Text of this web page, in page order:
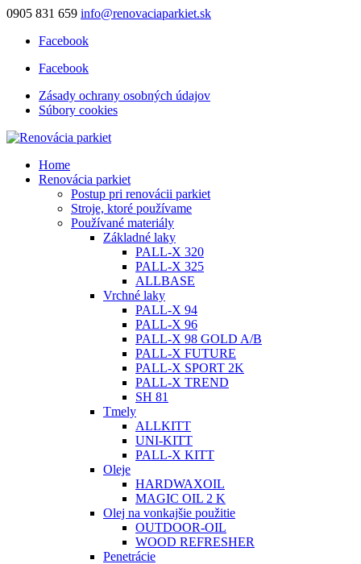
0905 831 659 info@renovaciaparkiet.sk
Facebook
Facebook
Zásady ochrany osobných údajov
Súbory cookies
Home
Renovácia parkiet
Postup pri renovácii parkiet
Stroje, ktoré používame
Používané materiály
Základné laky
PALL-X 320
PALL-X 325
ALLBASE
Vrchné laky
PALL-X 94
PALL-X 96
PALL-X 98 GOLD A/B
PALL-X FUTURE
PALL-X SPORT 2K
PALL-X TREND
SH 81
Tmely
ALLKITT
UNI-KITT
PALL-X KITT
Oleje
HARDWAXOIL
MAGIC OIL 2 K
Olej na vonkajšie použitie
OUTDOOR-OIL
WOOD REFRESHER
Penetrácie